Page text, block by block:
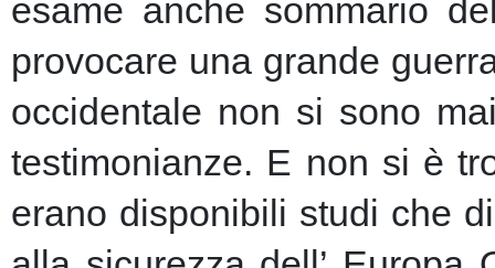
esame anche sommario
provocare una grande
occidentale non si sono
testimonianze. E non si è
erano disponibili studi che